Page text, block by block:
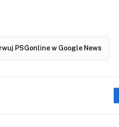
PSGonline w Google News